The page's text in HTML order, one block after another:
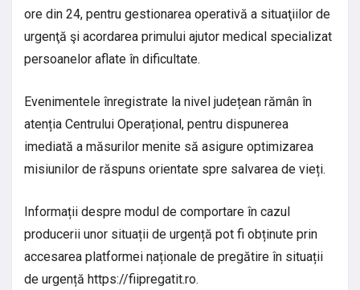
ore din 24, pentru gestionarea operativă a situaţiilor de
urgenţă şi acordarea primului ajutor medical specializat
persoanelor aflate în dificultate.
Evenimentele înregistrate la nivel județean rămân în
atenția Centrului Operațional, pentru dispunerea
imediată a măsurilor menite să asigure optimizarea
misiunilor de răspuns orientate spre salvarea de vieți.
Informații despre modul de comportare în cazul
producerii unor situații de urgență pot fi obținute prin
accesarea platformei naționale de pregătire în situații
de urgență https://fiipregatit.ro.